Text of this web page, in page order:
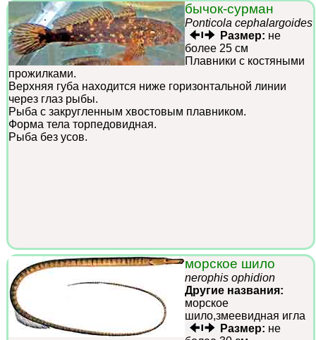
бычок-сурман
Ponticola cephalargoides
Размер: не
более 25 см
Плавники с костяными
прожилками.
Верхняя губа находится ниже горизонтальной линии
через глаз рыбы.
Рыба с закругленным хвостовым плавником.
Форма тела торпедовидная.
Рыба без усов.
морское шило
nerophis ophidion
Другие названия:
морское
шило,змеевидная игла
Размер: не